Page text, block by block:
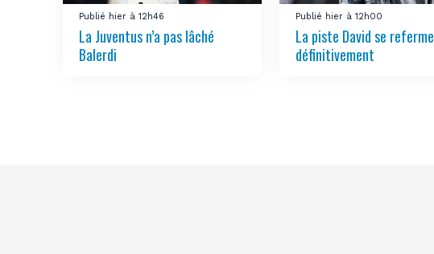
Publié hier à 12h46
La Juventus n’a pas lâché
Balerdi
Publié hier à 12h00
La piste David se referme
définitivement